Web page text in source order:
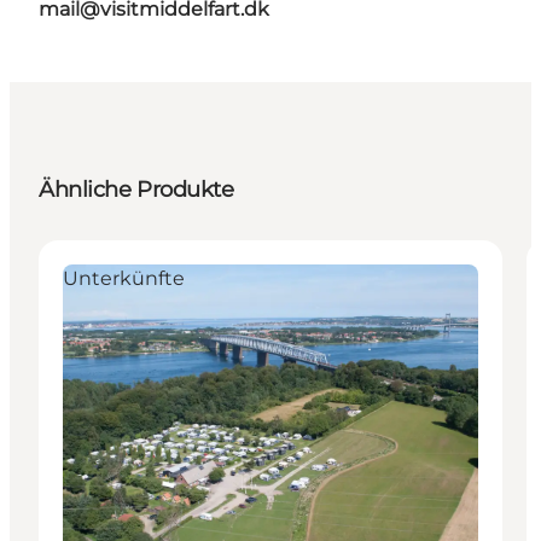
mail@visitmiddelfart.dk
Ähnliche Produkte
Unterkünfte